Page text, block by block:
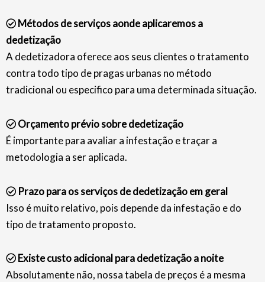
Métodos de serviços aonde aplicaremos a
dedetização
A dedetizadora oferece aos seus clientes o tratamento
contra todo tipo de pragas urbanas no método
tradicional ou especifico para uma determinada situação.
Orçamento prévio sobre dedetização
É importante para avaliar a infestação e traçar a
metodologia a ser aplicada.
Prazo para os serviços de dedetização em geral
Isso é muito relativo, pois depende da infestação e do
tipo de tratamento proposto.
Existe custo adicional para dedetização a noite
Absolutamente não, nossa tabela de preços é a mesma